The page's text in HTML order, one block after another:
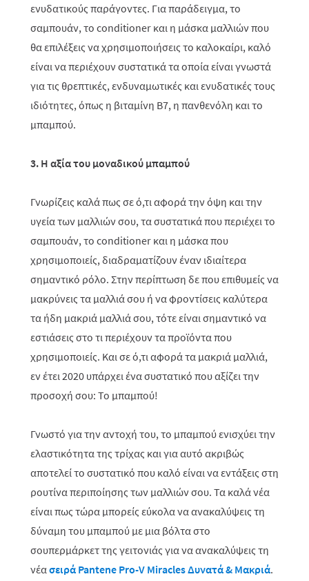
ενυδατικούς παράγοντες. Για παράδειγμα, το
σαμπουάν, το conditioner και η μάσκα μαλλιών που
θα επιλέξεις να χρησιμοποιήσεις το καλοκαίρι, καλό
είναι να περιέχουν συστατικά τα οποία είναι γνωστά
για τις θρεπτικές, ενδυναμωτικές και ενυδατικές τους
ιδιότητες, όπως η βιταμίνη Β7, η πανθενόλη και το
μπαμπού.
3. Η αξία του μοναδικού μπαμπού
Γνωρίζεις καλά πως σε ό,τι αφορά την όψη και την
υγεία των μαλλιών σου, τα συστατικά που περιέχει το
σαμπουάν, το conditioner και η μάσκα που
χρησιμοποιείς, διαδραματίζουν έναν ιδιαίτερα
σημαντικό ρόλο. Στην περίπτωση δε που επιθυμείς να
μακρύνεις τα μαλλιά σου ή να φροντίσεις καλύτερα
τα ήδη μακριά μαλλιά σου, τότε είναι σημαντικό να
εστιάσεις στο τι περιέχουν τα προϊόντα που
χρησιμοποιείς. Και σε ό,τι αφορά τα μακριά μαλλιά,
εν έτει 2020 υπάρχει ένα συστατικό που αξίζει την
προσοχή σου: Το μπαμπού!
Γνωστό για την αντοχή του, το μπαμπού ενισχύει την
ελαστικότητα της τρίχας και για αυτό ακριβώς
αποτελεί το συστατικό που καλό είναι να εντάξεις στη
ρουτίνα περιποίησης των μαλλιών σου. Τα καλά νέα
είναι πως τώρα μπορείς εύκολα να ανακαλύψεις τη
δύναμη του μπαμπού με μια βόλτα στο
σουπερμάρκετ της γειτονιάς για να ανακαλύψεις τη
νέασειρά Pantene Pro-V MiraclesΔυνατά & Μακριά.